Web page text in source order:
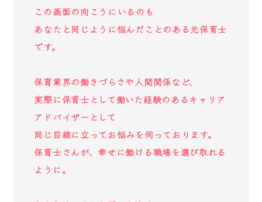
この画面の向こうにいるのも
あなたと同じように悩んだことのある元保育士
です。
保育業界の働きづらさや人間関係など、
実際に保育士として働いた経験のあるキャリア
アドバイザーとして
同じ目線に立ってお悩みを伺っております。
保育士さんが、幸せに働ける職場を選び取れる
ように。